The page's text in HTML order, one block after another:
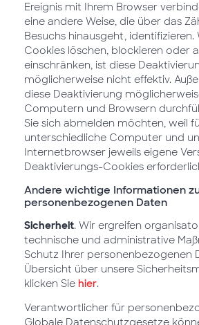
Ereignis mit Ihrem Browser
eine andere Weise, die über das
Besuchs hinausgeht, identifizieren.
Cookies löschen, blockieren oder
einschränken, ist diese
möglicherweise nicht effektiv.
diese Deaktivierung
Computern und Browsern
Sie sich abmelden möchten, weil
unterschiedliche Computer und
Internetbrowser jeweils eigene
Deaktivierungs-Cookies
Andere wichtige Informationen
personenbezogenen Daten
Sicherheit. Wir ergreifen
technische und administrative
Schutz Ihrer personenbezogenen
Übersicht über unsere
klicken Sie hier.
Verantwortlicher für
Globale Datenschutzgesetze